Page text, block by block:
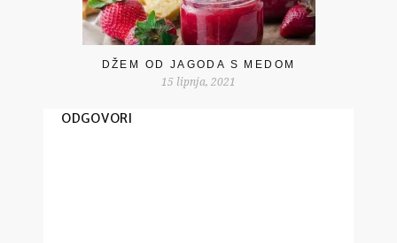
DŽEM OD JAGODA S MEDOM
15 lipnja, 2021
ODGOVORI